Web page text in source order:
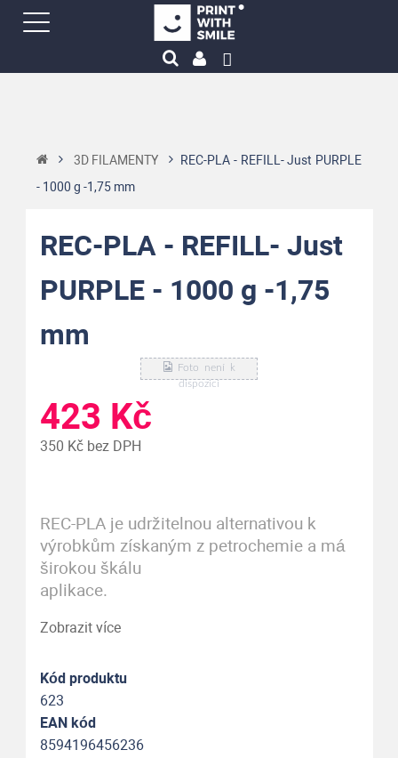
3D FILAMENTY
REC-PLA - REFILL- Just PURPLE
- 1000 g -1,75 mm
REC-PLA - REFILL- Just
PURPLE - 1000 g -1,75
mm
423 Kč
350 Kč bez DPH
REC-PLA je udržitelnou alternativou k
výrobkům získaným z petrochemie a má
širokou škálu
aplikace.
Zobrazit více
Kód produktu
623
EAN kód
8594196456236